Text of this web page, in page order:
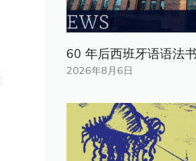
60 年后西班牙语语法
2026年8月6日